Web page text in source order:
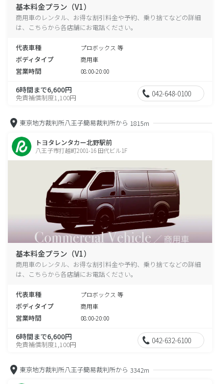
基本料金プラン（V1）
商用車のレンタル、お得な割引料金や予約、乗り捨てなどの詳細
は、こちらから各店舗にお電話ください。
代表車種 プロボックス 等
ボディタイプ 商用車
営業時間 08:00-20:00
6時間まで6,600円
免責補償制度1,100円 042-648-0100
東京地方裁判所八王子簡易裁判所から 1815m
トヨタレンタカー北野駅前
八王子市打越町2001-16 田代ビル1F
基本料金プラン（V1）
商用車のレンタル、お得な割引料金や予約、乗り捨てなどの詳細
は、こちらから各店舗にお電話ください。
代表車種 プロボックス 等
ボディタイプ 商用車
営業時間 08:00-20:00
6時間まで6,600円
免責補償制度1,100円 042-632-6100
東京地方裁判所八王子簡易裁判所から 3342m